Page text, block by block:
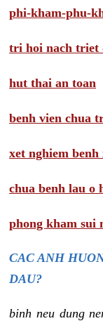
phi-kham-phu-
tri hoi nach triet
hut thai an toan
benh vien chua
xet nghiem benh
chua benh lau o
phong kham sui
CAC ANH
DAU?
binh neu dung